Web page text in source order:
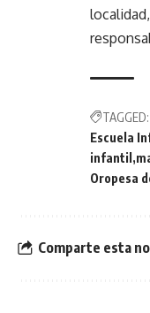
TAGGED:
Escuela
infantil
Oropesa
Comparte esta